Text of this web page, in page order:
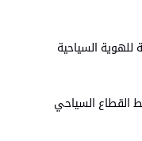
للهوية السياحية
القطاع السياحي